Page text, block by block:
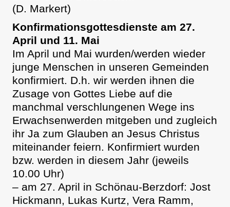
(D. Markert)
Konfirmationsgottesdienste am 27.
April und 11. Mai
Im April und Mai wurden/werden wieder
junge Menschen in unseren Gemeinden
konfirmiert. D.h. wir werden ihnen die
Zusage von Gottes Liebe auf die
manchmal verschlungenen Wege ins
Erwachsenwerden mitgeben und zugleich
ihr Ja zum Glauben an Jesus Christus
miteinander feiern. Konfirmiert wurden
bzw. werden in diesem Jahr (jeweils
10.00 Uhr)
– am 27. April in Schönau-Berzdorf: Jost
Hickmann, Lukas Kurtz, Vera Ramm,